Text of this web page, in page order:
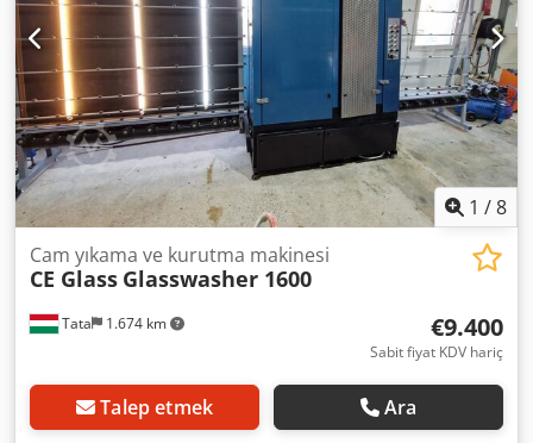
1 /8
Tata 1.674 km
Cam yıkama ve kurutma makinesi
CE Glass Glasswasher 1600
€9.400
Sabit fiyat KDV hariç
Talep etmek Ara